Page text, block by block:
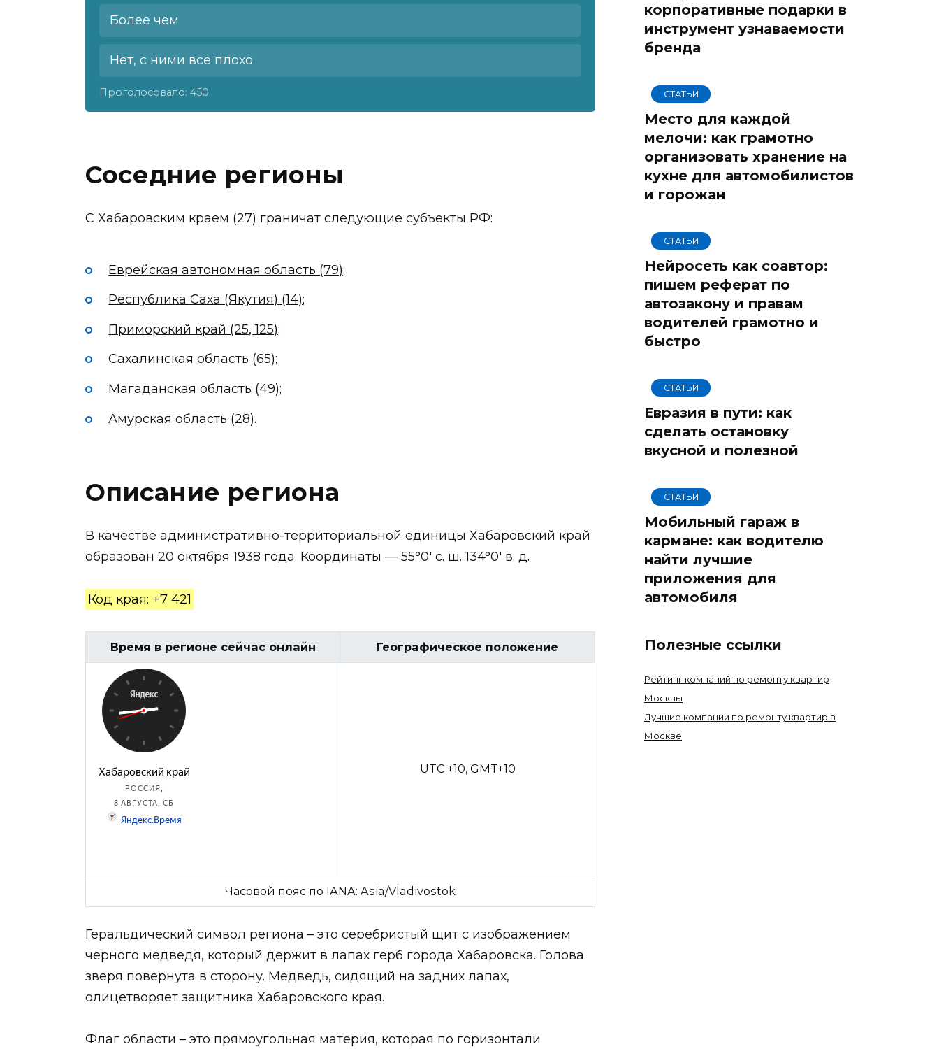
Более чем
Нет, с ними все плохо
Проголосовало: 450
Соседние регионы
С Хабаровским краем (27) граничат следующие субъекты РФ:
Еврейская автономная область (79);
Республика Саха (Якутия) (14);
Приморский край (25, 125);
Сахалинская область (65);
Магаданская область (49);
Амурская область (28).
Описание региона
В качестве административно-территориальной единицы Хабаровский край
образован 20 октября 1938 года. Координаты — 55°0′ с. ш. 134°0′ в. д.
Код края: +7 421
Время в регионе сейчас онлайн Географическое положение
UTC +10, GMT+10
Часовой пояс по IANA: Asia/Vladivostok
Геральдический символ региона – это серебристый щит с изображением
черного медведя, который держит в лапах герб города Хабаровска. Голова
зверя повернута в сторону. Медведь, сидящий на задних лапах,
олицетворяет защитника Хабаровского края.
Флаг области – это прямоугольная материя, которая по горизонтали
корпоративные подарки в
инструмент узнаваемости
бренда
СТАТЬИ
Место для каждой
мелочи: как грамотно
организовать хранение на
кухне для автомобилистов
и горожан
СТАТЬИ
Нейросеть как соавтор:
пишем реферат по
автозакону и правам
водителей грамотно и
быстро
СТАТЬИ
Евразия в пути: как
сделать остановку
вкусной и полезной
СТАТЬИ
Мобильный гараж в
кармане: как водителю
найти лучшие
приложения для
автомобиля
Полезные ссылки
Рейтинг компаний по ремонту квартир
Москвы
Лучшие компании по ремонту квартир в
Москве